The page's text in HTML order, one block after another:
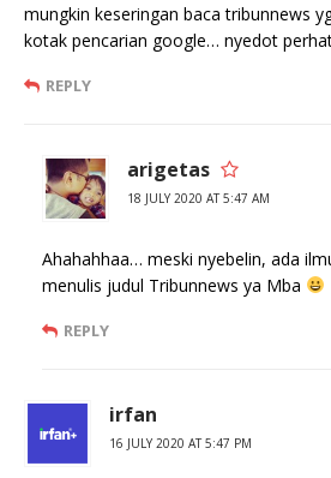
mungkin keseringan baca tribunnews
kotak pencarian google… nyedot
REPLY
arigetas
18 JULY 2020 AT 5:47 AM
Ahahahhaa… meski nyebelin, ada
menulis judul Tribunnews ya Mba
REPLY
irfan
16 JULY 2020 AT 5:47 PM